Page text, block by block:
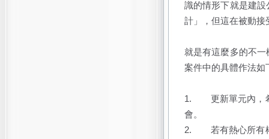
識的情形下就是建
計」，但這在被動接
就是有這麼多的不
案件中的具體作法如
1.
更新單元內，
會。
2.
若有熱心所有